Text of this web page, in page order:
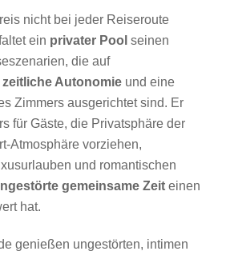
nicht bei jeder Reiseroute
ein privater Pool seinen
die auf
zeitliche Autonomie und eine
Zimmers ausgerichtet sind. Er
für Gäste, die Privatsphäre der
Atmosphäre vorziehen,
und romantischen
gemeinsame Zeit einen
hat.
genießen ungestörten, intimen